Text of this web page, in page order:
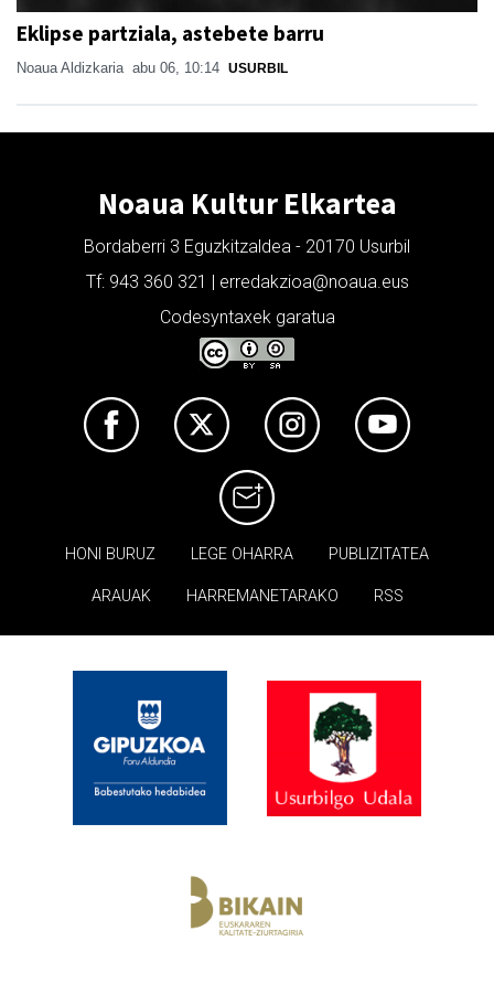
Eklipse partziala, astebete barru
Noaua Aldizkaria abu 06, 10:14 USURBIL
Noaua Kultur Elkartea
Bordaberri 3 Eguzkitzaldea - 20170 Usurbil
Tf: 943 360 321 | erredakzioa@noaua.eus
Codesyntaxek garatua
HONI BURUZ LEGE OHARRA PUBLIZITATEA
ARAUAK HARREMANETARAKO RSS